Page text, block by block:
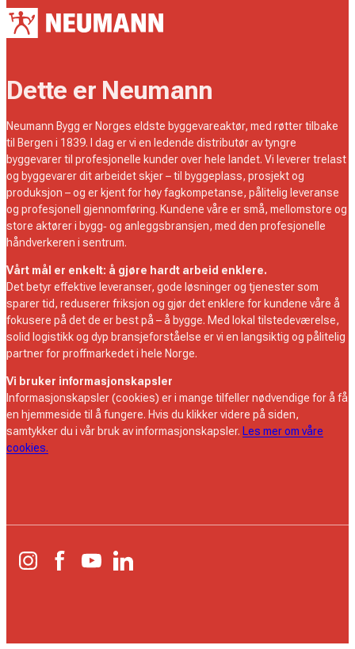
Dette er Neumann
Neumann Bygg er Norges eldste byggevareaktør, med røtter tilbake
til Bergen i 1839. I dag er vi en ledende distributør av tyngre
byggevarer til profesjonelle kunder over hele landet. Vi leverer trelast
og byggevarer dit arbeidet skjer – til byggeplass, prosjekt og
produksjon – og er kjent for høy fagkompetanse, pålitelig leveranse
og profesjonell gjennomføring. Kundene våre er små, mellomstore og
store aktører i bygg‑ og anleggsbransjen, med den profesjonelle
håndverkeren i sentrum.
Vårt mål er enkelt: å gjøre hardt arbeid enklere.
Det betyr effektive leveranser, gode løsninger og tjenester som
sparer tid, reduserer friksjon og gjør det enklere for kundene våre å
fokusere på det de er best på – å bygge. Med lokal tilstedeværelse,
solid logistikk og dyp bransjeforståelse er vi en langsiktig og pålitelig
partner for proffmarkedet i hele Norge.
Vi bruker informasjonskapsler
Informasjonskapsler (cookies) er i mange tilfeller nødvendige for å få
en hjemmeside til å fungere. Hvis du klikker videre på siden,
samtykker du i vår bruk av informasjonskapsler. Les mer om våre
cookies.